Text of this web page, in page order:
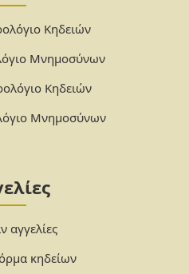
Κηδειών
Μνημοσύνων
Κηδειών
Μνημοσύνων
αγγελίες
κηδείων